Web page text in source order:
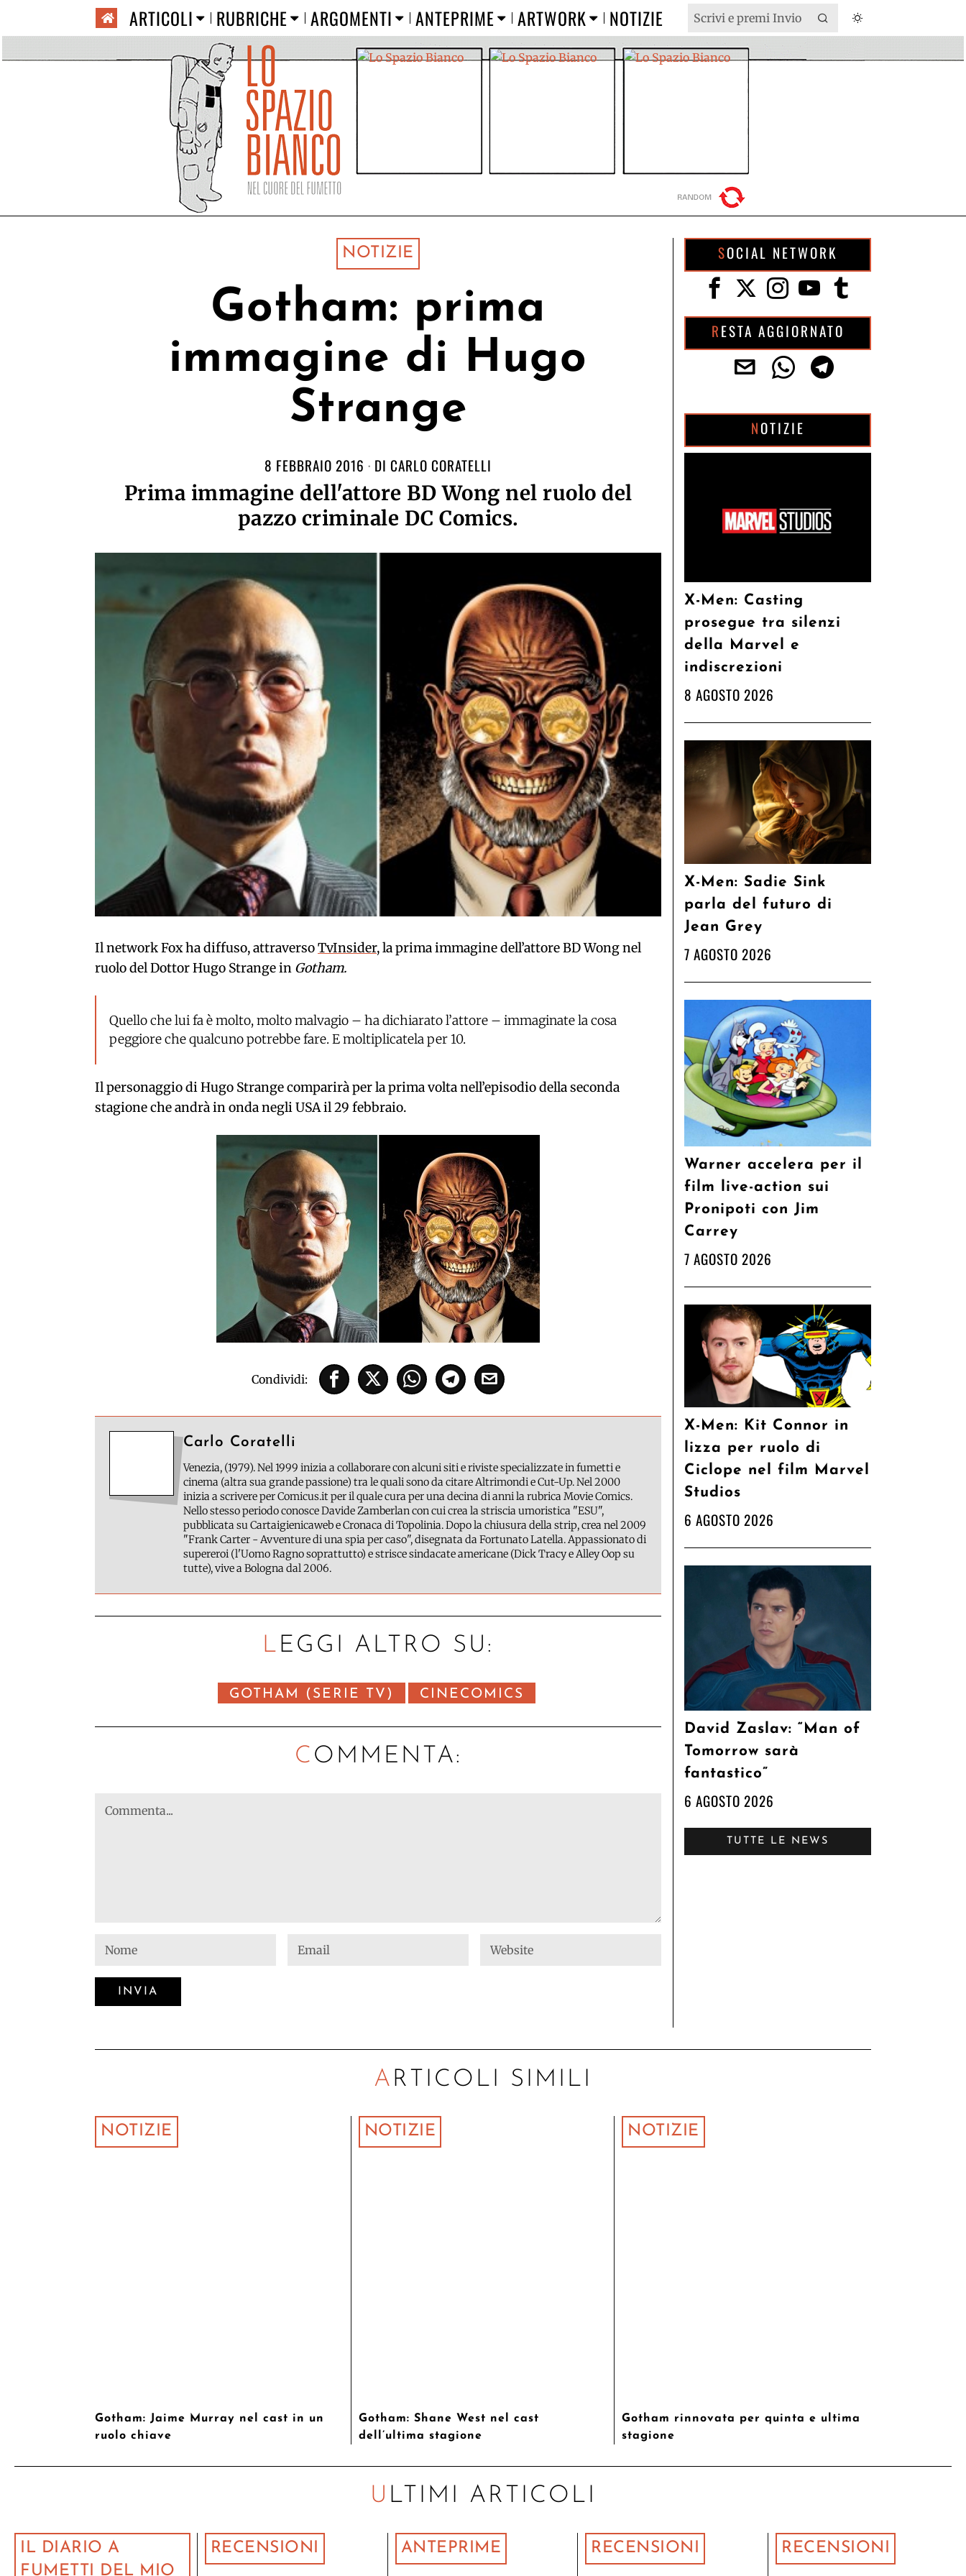
ARTICOLI RUBRICHE ARGOMENTI ANTEPRIME ARTWORK NOTIZIE
NOTIZIE
Gotham: prima
immagine di Hugo
Strange
8 FEBBRAIO 2016 DI CARLO CORATELLI
Prima immagine dell'attore BD Wong nel ruolo del
pazzo criminale DC Comics.
Il network Fox ha diffuso, attraversoTvInsider, la prima immagine dell’attore BD Wong nel
ruolo del Dottor Hugo Strange in Gotham.
Quello che lui fa è molto, molto malvagio – ha dichiarato l’attore – immaginate la cosa
peggiore che qualcuno potrebbe fare. E moltiplicatela per 10.
Il personaggio di Hugo Strange comparirà per la prima volta nell’episodio della seconda
stagione che andrà in onda negli USA il 29 febbraio.
Condividi:
Carlo Coratelli
Venezia, (1979). Nel 1999 inizia a collaborare con alcuni siti e riviste specializzate in fumetti e
cinema (altra sua grande passione) tra le quali sono da citare Altrimondi e Cut-Up. Nel 2000
inizia a scrivere per Comicus.it per il quale cura per una decina di anni la rubrica Movie Comics.
Nello stesso periodo conosce Davide Zamberlan con cui crea la striscia umoristica "ESU",
pubblicata su Cartaigienicaweb e Cronaca di Topolinia. Dopo la chiusura della strip, crea nel 2009
"Frank Carter - Avventure di una spia per caso", disegnata da Fortunato Latella. Appassionato di
supereroi (l'Uomo Ragno soprattutto) e strisce sindacate americane (Dick Tracy e Alley Oop su
tutte), vive a Bologna dal 2006.
LEGGI ALTRO SU:
GOTHAM (SERIE TV) CINECOMICS
C OMMENTA:
SOCIAL NETWORK
RESTA AGGIORNATO
NOTIZIE
X-Men: Casting
prosegue tra silenzi
della Marvel e
indiscrezioni
8 AGOSTO 2026
X-Men: Sadie Sink
parla del futuro di
Jean Grey
7 AGOSTO 2026
Warner accelera per il
film live-action sui
Pronipoti con Jim
Carrey
7 AGOSTO 2026
X-Men: Kit Connor in
lizza per ruolo di
Ciclope nel film Marvel
Studios
6 AGOSTO 2026
David Zaslav: “Man of
Tomorrow sarà
fantastico”
6 AGOSTO 2026
TUTTE LE NEWS
ARTICOLI SIMILI
NOTIZIE
Gotham: Jaime Murray nel cast in un
ruolo chiave
NOTIZIE
Gotham: Shane West nel cast
dell’ultima stagione
NOTIZIE
Gotham rinnovata per quinta e ultima
stagione
ULTIMI ARTICOLI
IL DIARIO A
FUMETTI DEL MIO
RECENSIONI ANTEPRIME RECENSIONI RECENSIONI